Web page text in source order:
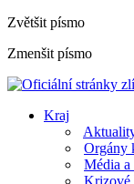
Zvětšit písmo
Zmenšit písmo
Kraj
Orgány
Média a
Krizové